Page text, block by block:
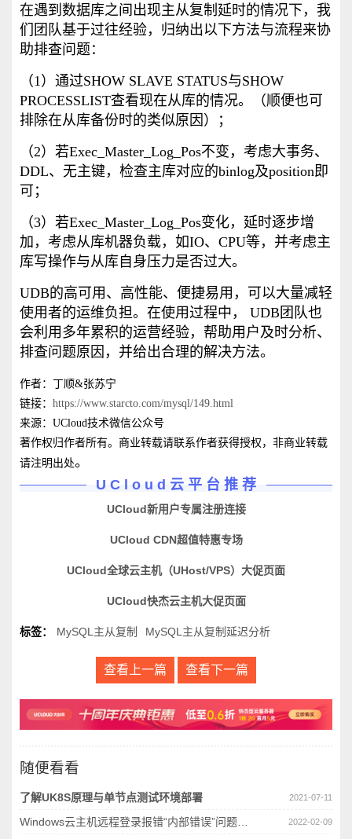
在遇到数据库之间出现主从复制延时的情况下，我
们团队基于过往经验，归纳出以下方法与流程来协
助排查问题：
（1）通过SHOW SLAVE STATUS与SHOW
PROCESSLIST查看现在从库的情况。（顺便也可
排除在从库备份时的类似原因）；
（2）若Exec_Master_Log_Pos不变，考虑大事务、
DDL、无主键，检查主库对应的binlog及position即
可；
（3）若Exec_Master_Log_Pos变化，延时逐步增
加，考虑从库机器负载，如IO、CPU等，并考虑主
库写操作与从库自身压力是否过大。
UDB的高可用、高性能、便捷易用，可以大量减轻
使用者的运维负担。在使用过程中， UDB团队也
会利用多年累积的运营经验，帮助用户及时分析、
排查问题原因，并给出合理的解决方法。
作者：丁顺&张苏宁
链接： https://www.starcto.com/mysql/149.html
来源：UCloud技术微信公众号
著作权归作者所有。商业转载请联系作者获得授权，非商业转载
请注明出处。
UCloud云平台推荐
UCloud新用户专属注册连接
UCloud CDN超值特惠专场
UCloud全球云主机（UHost/VPS）大促页面
UCloud快杰云主机大促页面
标签： MySQL主从复制 MySQL主从复制延迟分析
查看上一篇 查看下一篇
随便看看
2021-07-11
了解UK8S原理与单节点测试环境部署
2022-02-09